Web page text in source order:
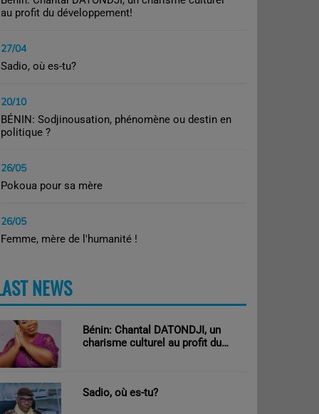
au profit du développement!
27/04
Sadio, où es-tu?
20/10
BÉNIN: Sodjinousation, phénomène ou destin en
politique ?
26/05
Pokoua pour sa mère
26/05
Femme, mère de l'humanité !
NEWS
Bénin: Chantal DATONDJI, un
charisme culturel au profit du
Sadio, où es-tu?